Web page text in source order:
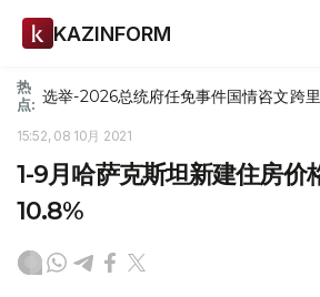
KAZINFORM
热
点: 选举-2026总统府任免事件国情咨文跨
15:52, 08 10月 2021
1-9月哈萨克斯坦新建住房价
10.8%